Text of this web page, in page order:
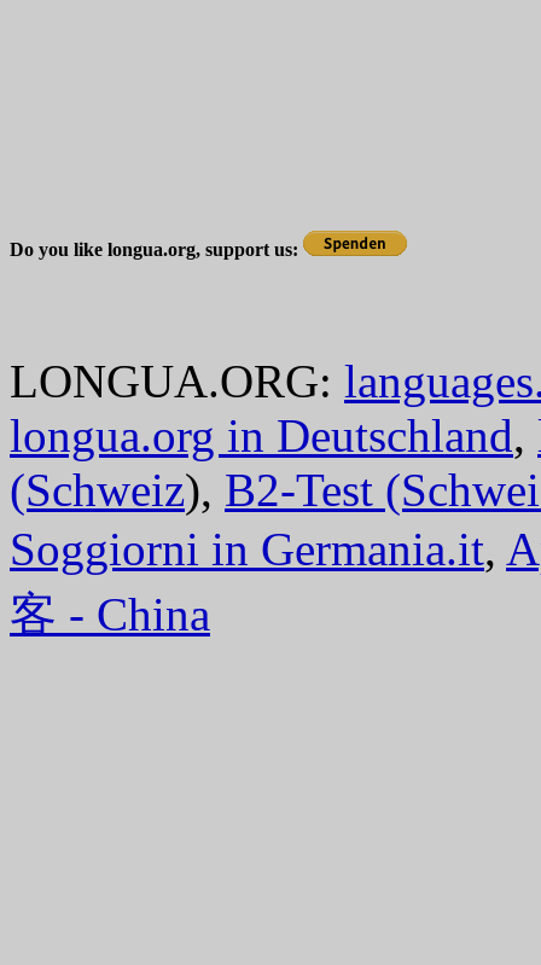
Do you like longua.org, support us:
LONGUA.ORG:
longua.org in Deutschland,
(Schweiz), B2-Test
Soggiorni in Germania.it,
客 - China